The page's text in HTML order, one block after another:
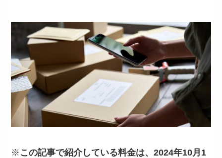
※ この記事で紹介している料金は、2024年10月1